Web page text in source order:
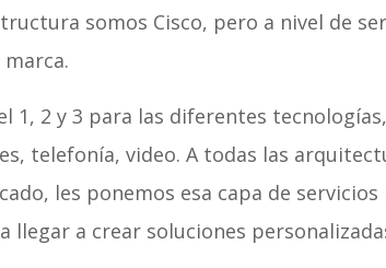
somos Cisco, pero a nivel de
1, 2 y 3 para las diferentes
telefonía, video. A todas las
les ponemos esa capa de
llegar a crear soluciones